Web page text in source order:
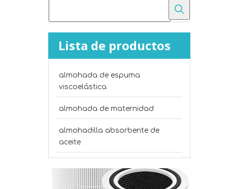
Lista de productos
almohada de espuma
viscoelástica
almohada de maternidad
almohadilla absorbente de
aceite
Optimice la producción de muebles y ropa de